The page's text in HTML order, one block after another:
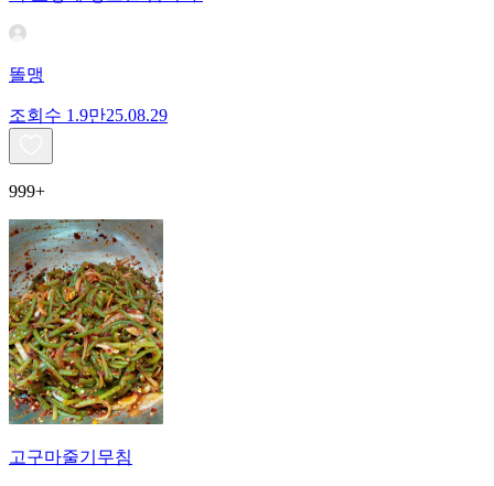
똘맹
조회수 1.9만25.08.29
999+
고구마줄기무침